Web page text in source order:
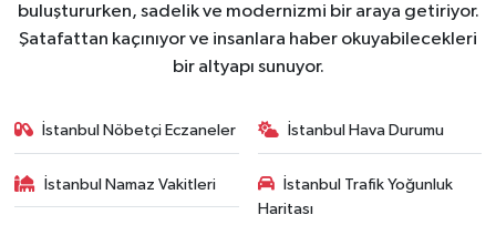
buluştururken, sadelik ve modernizmi bir araya getiriyor.
Şatafattan kaçınıyor ve insanlara haber okuyabilecekleri
bir altyapı sunuyor.
İstanbul Nöbetçi Eczaneler İstanbul Hava Durumu
İstanbul Namaz Vakitleri
İstanbul Trafik Yoğunluk
Haritası